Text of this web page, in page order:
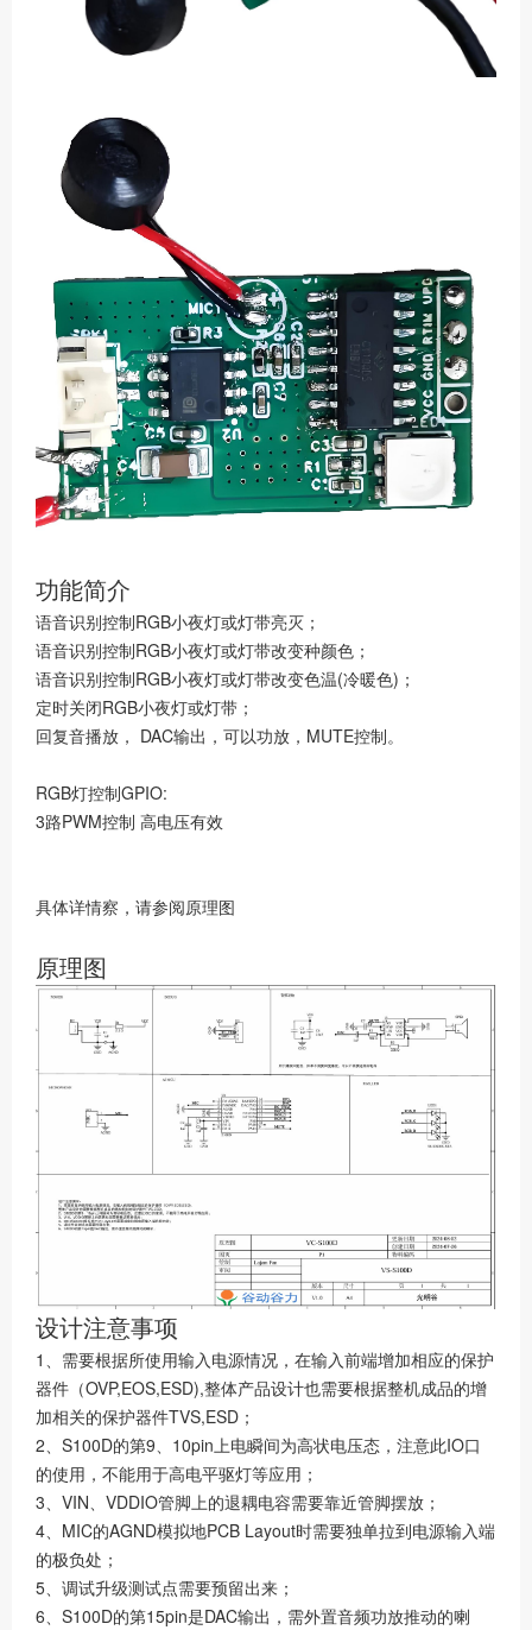
功能简介
语音识别控制RGB小夜灯或灯带亮灭；
语音识别控制RGB小夜灯或灯带改变种颜色；
语音识别控制RGB小夜灯或灯带改变色温(冷暖色)；
定时关闭RGB小夜灯或灯带；
回复音播放， DAC输出，可以功放，MUTE控制。
RGB灯控制GPIO:
3路PWM控制 高电压有效
具体详情察，请参阅原理图
原理图
设计注意事项
1、需要根据所使用输入电源情况，在输入前端增加相应的保护
器件（OVP,EOS,ESD),整体产品设计也需要根据整机成品的增
加相关的保护器件TVS,ESD；
2、S100D的第9、10pin上电瞬间为高状电压态，注意此IO口
的使用，不能用于高电平驱灯等应用；
3、VIN、VDDIO管脚上的退耦电容需要靠近管脚摆放；
4、MIC的AGND模拟地PCB Layout时需要独单拉到电源输入端
的极负处；
5、调试升级测试点需要预留出来；
6、S100D的第15pin是DAC输出，需外置音频功放推动的喇